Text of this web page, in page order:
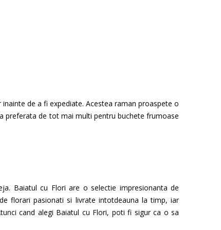
de a fi expediate. Acestea raman proaspete o
preferata de tot mai multi pentru buchete frumoase
Baiatul cu Flori are o selectie impresionanta de
florari pasionati si livrate intotdeauna la timp, iar
cand alegi Baiatul cu Flori, poti fi sigur ca o sa